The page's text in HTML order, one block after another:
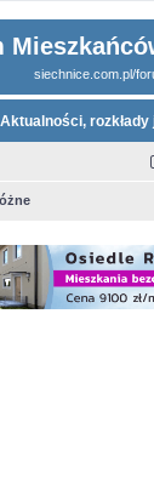
siechnice.com.pl/
rozkłady